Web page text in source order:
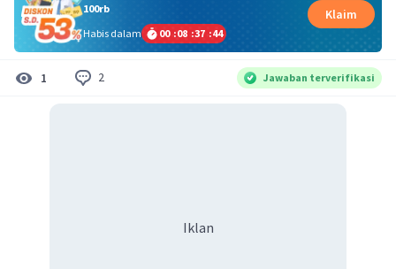
100rb
Habis dalam
00 :08 :37 :43
Klaim
1 2 Jawaban terverifikasi
Iklan